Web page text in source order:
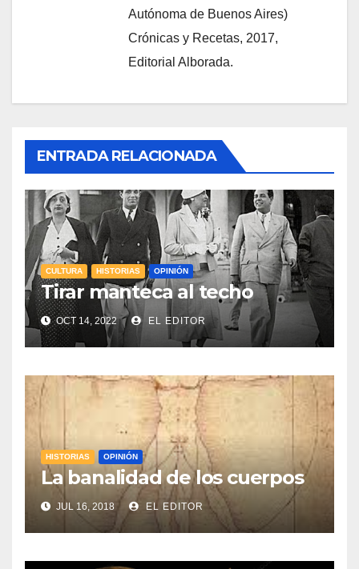
Autónoma de Buenos Aires)
Crónicas y Recetas, 2017,
Editorial Alborada.
ENTRADA RELACIONADA
CULTURA HISTORIAS OPINIÓN
Tirar manteca al techo
OCT 14, 2022 EL EDITOR
HISTORIAS OPINIÓN
La banalidad de los cuerpos
JUL 16, 2018 EL EDITOR